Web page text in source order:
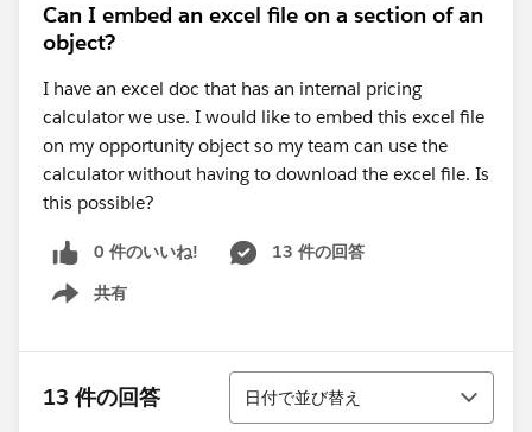
Can I embed an excel file on a section of an
object?
I have an excel doc that has an internal pricing
calculator we use. I would like to embed this excel file
on my opportunity object so my team can use the
calculator without having to download the excel file. Is
this possible?
0 件のいいね!
13 件の回答
共有
Show menu
13 件の回答
並び替え
日付で並び替え